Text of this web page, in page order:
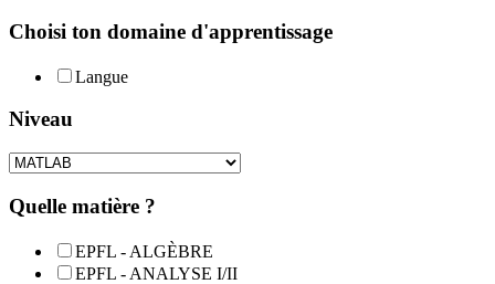
Choisi ton domaine d'apprentissage
Langue
Niveau
Quelle matière ?
EPFL - ALGÈBRE
EPFL - ANALYSE I/II